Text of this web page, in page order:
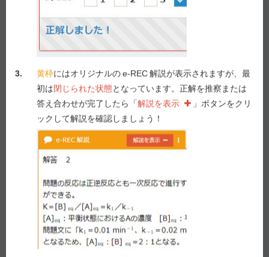
3. 黄枠にはオリジナルのe-REC解説が表示されますが、最
初は閉じられた状態となっています。正解を推察または
答え合わせが完了したら「解説を表示
」ボタンをクリ
ックして解説を確認しましょう！
解説を表示
e-REC解説
Myメモ -1/ 1,000
解説動画作成を要望！
前の問へ